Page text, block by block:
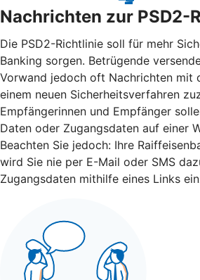
Nachrichten zur PSD2-
Die PSD2-Richtlinie soll für mehr
Banking sorgen. Betrügende
Vorwand jedoch oft Nachrichten mit
einem neuen Sicherheitsverfahren
Empfängerinnen und Empfänger
Daten oder Zugangsdaten auf einer
Beachten Sie jedoch: Ihre
wird Sie nie per E-Mail oder SMS
Zugangsdaten mithilfe eines Links